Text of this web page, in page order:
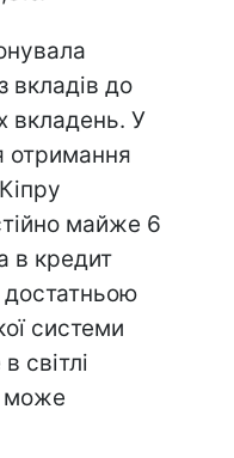
вкладів до
вкладень. У
отримання
майже 6
в кредит
системи
світлі
може